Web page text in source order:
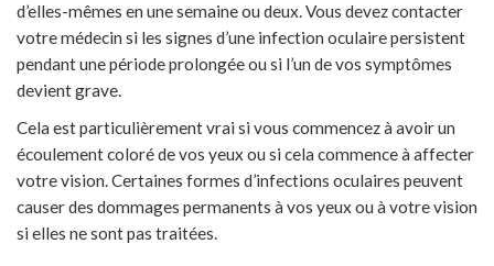
d’elles-mêmes en une semaine ou deux. Vous devez contacter
votre médecin si les signes d’une infection oculaire persistent
pendant une période prolongée ou si l’un de vos symptômes
devient grave.
Cela est particulièrement vrai si vous commencez à avoir un
écoulement coloré de vos yeux ou si cela commence à affecter
votre vision. Certaines formes d’infections oculaires peuvent
causer des dommages permanents à vos yeux ou à votre vision
si elles ne sont pas traitées.